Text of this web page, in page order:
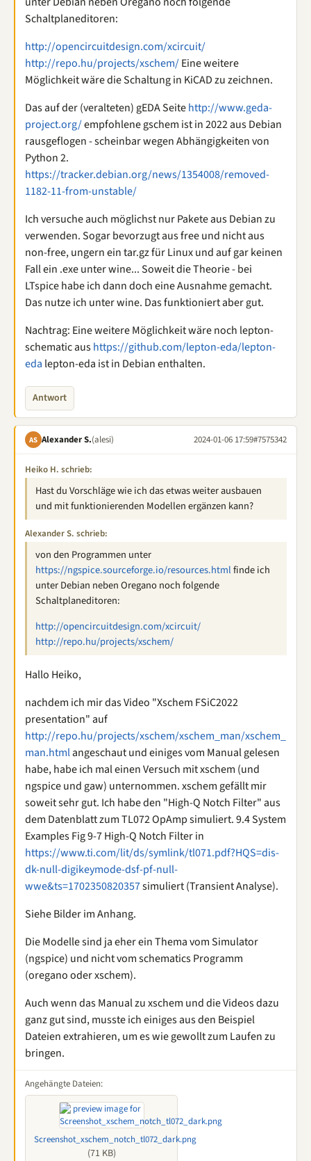
Schaltplaneditoren:
http://opencircuitdesign.com/xcircuit/
http://repo.hu/projects/xschem/Eine weitere
Möglichkeit wäre die Schaltung in KiCAD zu zeichnen.
Das auf der (veralteten) gEDA Seitehttp://www.geda-
project.org/empfohlene gschem ist in 2022 aus Debian
rausgeflogen - scheinbar wegen Abhängigkeiten von
Python 2.
https://tracker.debian.org/news/1354008/removed-
1182-11-from-unstable/
Ich versuche auch möglichst nur Pakete aus Debian zu
verwenden. Sogar bevorzugt aus free und nicht aus
non-free, ungern ein tar.gz für Linux und auf gar keinen
Fall ein .exe unter wine... Soweit die Theorie - bei
LTspice habe ich dann doch eine Ausnahme gemacht.
Das nutze ich unter wine. Das funktioniert aber gut.
Nachtrag: Eine weitere Möglichkeit wäre noch lepton-
schematic aushttps://github.com/lepton-eda/lepton-
eda lepton-eda ist in Debian enthalten.
Antwort
AS Alexander S.(alesi) 2024-01-06 17:59#7575342
Heiko H. schrieb:
Hast du Vorschläge wie ich das etwas weiter ausbauen
und mit funktionierenden Modellen ergänzen kann?
Alexander S. schrieb:
von den Programmen unter
https://ngspice.sourceforge.io/resources.htmlfinde ich
unter Debian neben Oregano noch folgende
Schaltplaneditoren:
http://opencircuitdesign.com/xcircuit/
http://repo.hu/projects/xschem/
Hallo Heiko,
nachdem ich mir das Video "Xschem FSiC2022
presentation" auf
http://repo.hu/projects/xschem/xschem_man/xschem_
man.htmlangeschaut und einiges vom Manual gelesen
habe, habe ich mal einen Versuch mit xschem (und
ngspice und gaw) unternommen. xschem gefällt mir
soweit sehr gut. Ich habe den "High-Q Notch Filter" aus
dem Datenblatt zum TL072 OpAmp simuliert. 9.4 System
Examples Fig 9-7 High-Q Notch Filter in
https://www.ti.com/lit/ds/symlink/tl071.pdf?HQS=dis-
dk-null-digikeymode-dsf-pf-null-
wwe&ts=1702350820357simuliert (Transient Analyse).
Siehe Bilder im Anhang.
Die Modelle sind ja eher ein Thema vom Simulator
(ngspice) und nicht vom schematics Programm
(oregano oder xschem).
Auch wenn das Manual zu xschem und die Videos dazu
ganz gut sind, musste ich einiges aus den Beispiel
Dateien extrahieren, um es wie gewollt zum Laufen zu
bringen.
Angehängte Dateien:
Screenshot_xschem_notch_tl072_dark.png
(71 KB)